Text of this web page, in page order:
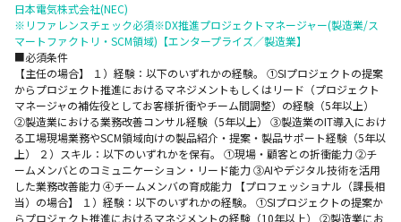
日本電気株式会社(NEC)
※リファレンスチェック必須※DX推進プロジェクトマネージャー(製造業/ス
マートファクトリ・SCM領域)【エンタープライズ／製造業】
■必須条件
【主任の場合】 １）経験：以下のいずれかの経験。 ①SIプロジェクトの提案
からプロジェクト推進におけるマネジメントもしくはリード（プロジェクト
マネージャの補佐役としてお客様折衝やチーム間調整）の経験（5年以上）
②製造業における業務改善コンサル経験（5年以上） ③製造業のIT導入におけ
る工場現場業務やSCM領域向けの製品紹介・提案・製品サポート経験（5年以
上） ２）スキル：以下のいずれかを保有。 ①現場・顧客との折衝能力 ②チ
ームメンバとのコミュニケーション・リード能力 ③AIやデジタル技術を活用
した業務改善能力 ④チームメンバの育成能力 【プロフェッショナル（課長相
当）の場合】 １）経験：以下のいずれかの経験。 ①SIプロジェクトの提案か
らプロジェクト推進におけるマネジメントの経験（10年以上） ②製造業にお